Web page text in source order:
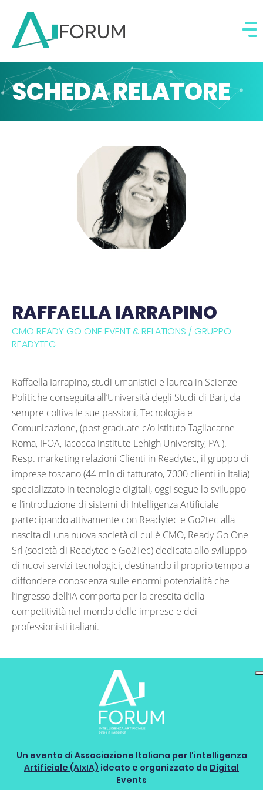
SCHEDA RELATORE
RAFFAELLA IARRAPINO
CMO READY GO ONE EVENT & RELATIONS / GRUPPO
READYTEC
Raffaella Iarrapino, studi umanistici e laurea in Scienze
Politiche conseguita all’Università degli Studi di Bari, da
sempre coltiva le sue passioni, Tecnologia e
Comunicazione, (post graduate c/o Istituto Tagliacarne
Roma, IFOA, Iacocca Institute Lehigh University, PA ).
Resp. marketing relazioni Clienti in Readytec, il gruppo di
imprese toscano (44 mln di fatturato, 7000 clienti in Italia)
specializzato in tecnologie digitali, oggi segue lo sviluppo
e l’introduzione di sistemi di Intelligenza Artificiale
partecipando attivamente con Readytec e Go2tec alla
nascita di una nuova società di cui è CMO, Ready Go One
Srl (società di Readytec e Go2Tec) dedicata allo sviluppo
di nuovi servizi tecnologici, destinando il proprio tempo a
diffondere conoscenza sulle enormi potenzialità che
l’ingresso dell’IA comporta per la crescita della
competitività nel mondo delle imprese e dei
professionisti italiani.
Un evento di Associazione Italiana per l'intelligenza
Artificiale (AIxIA) ideato e organizzato da Digital
Events